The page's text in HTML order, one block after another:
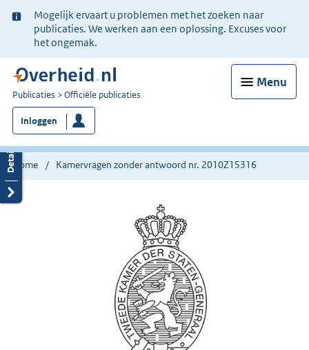
Ter
informatie:
Mogelijk ervaart u problemen met het zoeken naar
publicaties. We werken aan een oplossing. Excuses voor
het ongemak.
Menu
U
bent
nu
hier:
Publicaties Officiële publicaties
Inloggen
Home Kamervragen zonder antwoord nr. 2010Z15316